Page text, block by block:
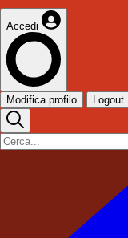
Accedi
Modifica profilo Logout